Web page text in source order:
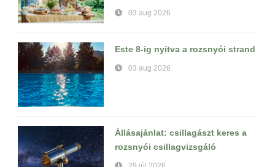
03 aug 2026
Este 8-ig nyitva a rozsnyói strand
03 aug 2026
Állásajánlat: csillagászt keres a
rozsnyói csillagvizsgáló